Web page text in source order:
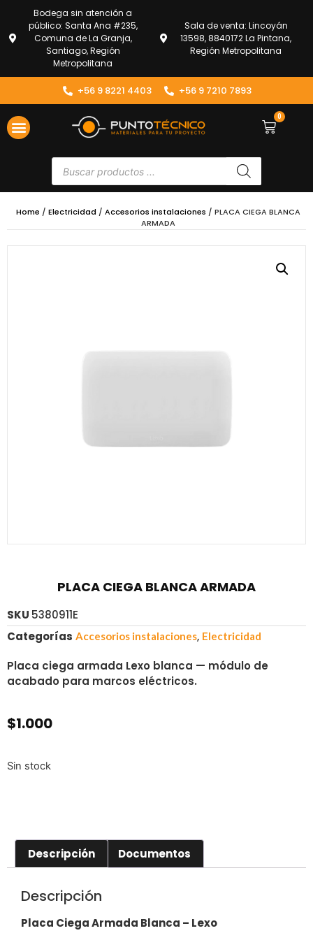
Bodega sin atención a
público: Santa Ana #235,
Comuna de La Granja,
Santiago, Región
Metropolitana
Sala de venta: Lincoyán
13598, 8840172 La Pintana,
Región Metropolitana
+56 9 8221 4403 +56 9 7210 7893
0
Home / Electricidad / Accesorios instalaciones / PLACA CIEGA BLANCA
ARMADA
PLACA CIEGA BLANCA ARMADA
SKU 5380911E
Categorías Accesorios instalaciones, Electricidad
Placa ciega armada Lexo blanca — módulo de
acabado para marcos eléctricos.
$1.000
Sin stock
Descripción Documentos
Descripción
Placa Ciega Armada Blanca – Lexo